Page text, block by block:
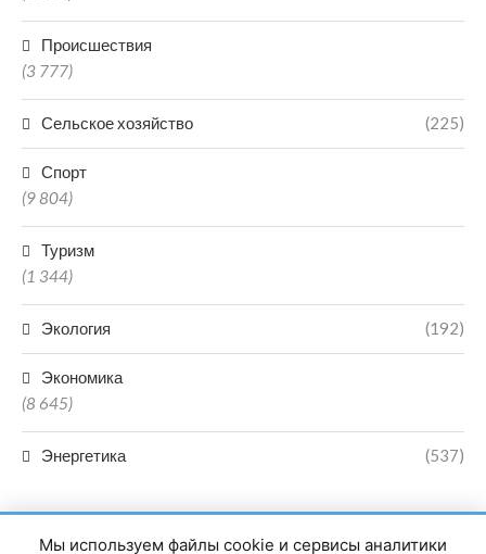
Происшествия
(3 777)
Сельское хозяйство (225)
Спорт
(9 804)
Туризм
(1 344)
Экология (192)
Экономика
(8 645)
Энергетика (537)
Мы используем файлы cookie и сервисы аналитики